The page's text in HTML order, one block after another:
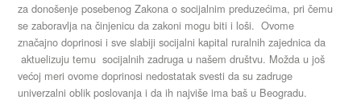
za donošenje posebenog Zakona o socijalnim preduzećima, pri čemu
se zaboravlja na činjenicu da zakoni mogu biti i loši. Ovome
značajno doprinosi i sve slabiji socijalni kapital ruralnih zajednica da
aktuelizuju temu socijalnih zadruga u našem društvu. Možda u još
većoj meri ovome doprinosi nedostatak svesti da su zadruge
univerzalni oblik poslovanja i da ih najviše ima baš u Beogradu.